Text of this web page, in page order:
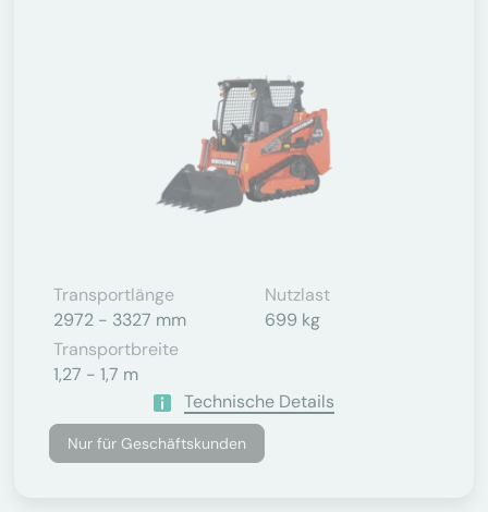
Transportlänge
2972 - 3327 mm
Nutzlast
699 kg
Transportbreite
1,27 - 1,7 m
Technische Details
Nur für Geschäftskunden